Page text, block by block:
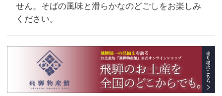
せん。そばの風味と滑らかなのどごしをお楽しみ
ください。